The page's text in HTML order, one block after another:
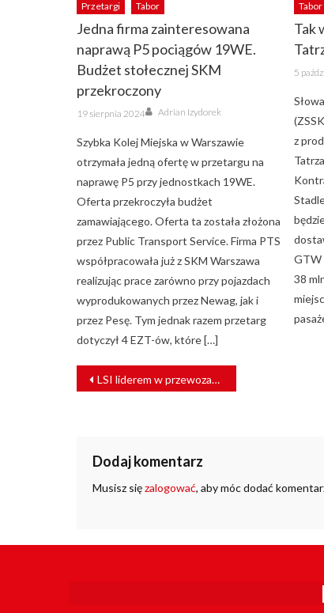
Przetargi Tabor
Jedna firma zainteresowana
naprawą P5 pociągów 19WE.
Budżet stołecznej SKM
przekroczony
Posted
on
19 sierpnia 2024 Author
Adrian Izydorek
Szybka Kolej Miejska w Warszawie
otrzymała jedną ofertę w przetargu na
naprawę P5 przy jednostkach 19WE.
Oferta przekroczyła budżet
zamawiającego. Oferta ta została złożona
przez Public Transport Service. Firma PTS
współpracowała już z SKM Warszawa
realizując prace zarówno przy pojazdach
wyprodukowanych przez Newag, jak i
przez Pesę. Tym jednak razem przetarg
dotyczył 4 EZT-ów, które […]
Tabor
Tak
Posted
on
5
z
GTW
38
NAWIGACJA
WPISU
LSI liderem w przewozach intermodalnych na Ukrainie
Dodaj komentarz
Musisz sięzalogować, aby móc dodać